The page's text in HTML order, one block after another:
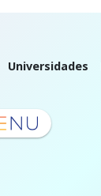
Universidades